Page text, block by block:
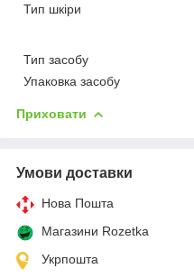
Тип шкіри
Тип засобу
Упаковка засобу
Приховати
Умови доставки
Нова Пошта
Магазини Rozetka
Укрпошта